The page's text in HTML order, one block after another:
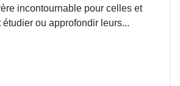
incontournable pour celles et
ou approfondir leurs...